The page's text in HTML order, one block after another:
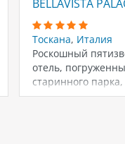
BELLAVISTA
Тоскана, Италия
Роскошный
отель,
старинного
центре курорта,